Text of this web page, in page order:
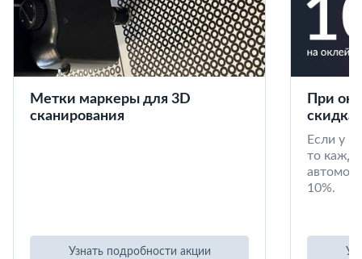
Метки маркеры для 3D
сканирования
Узнать подробности акции
При
скидка
Если у
то
10%.